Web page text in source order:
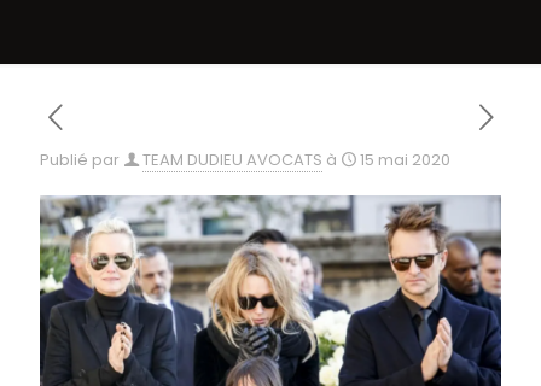
Publié par TEAM DUDIEU AVOCATS à 15 mai 2020